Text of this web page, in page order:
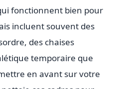
fonctionnent bien pour
incluent souvent des
des chaises
temporaire que
en avant sur votre